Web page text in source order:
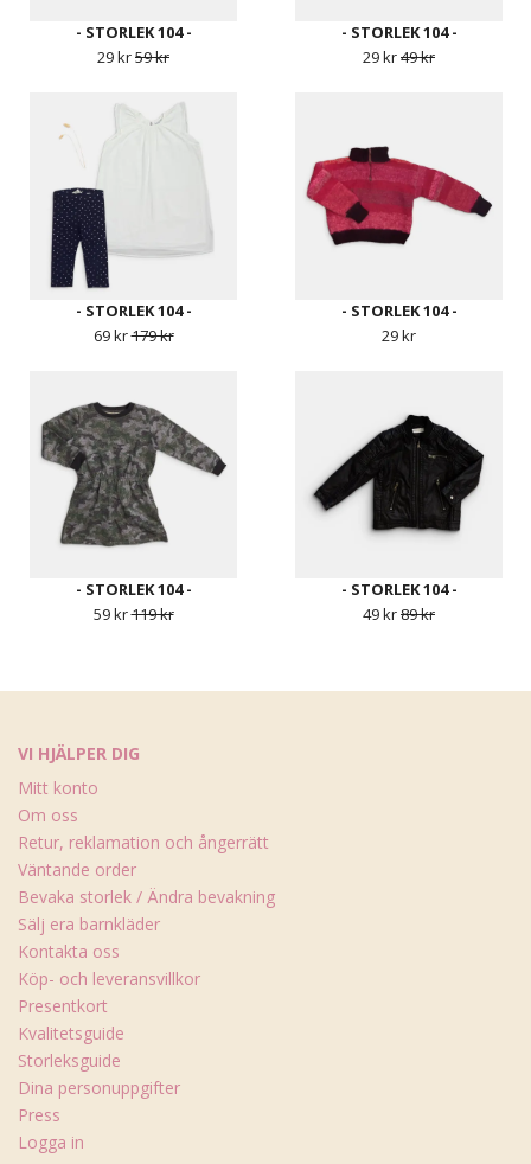
- STORLEK 104 -
29 kr59 kr
- STORLEK 104 -
29 kr49 kr
- STORLEK 104 -
69 kr179 kr
- STORLEK 104 -
29 kr
- STORLEK 104 -
59 kr119 kr
- STORLEK 104 -
49 kr89 kr
VI HJÄLPER DIG
Mitt konto
Om oss
Retur, reklamation och ångerrätt
Väntande order
Bevaka storlek / Ändra bevakning
Sälj era barnkläder
Kontakta oss
Köp- och leveransvillkor
Presentkort
Kvalitetsguide
Storleksguide
Dina personuppgifter
Press
Logga in